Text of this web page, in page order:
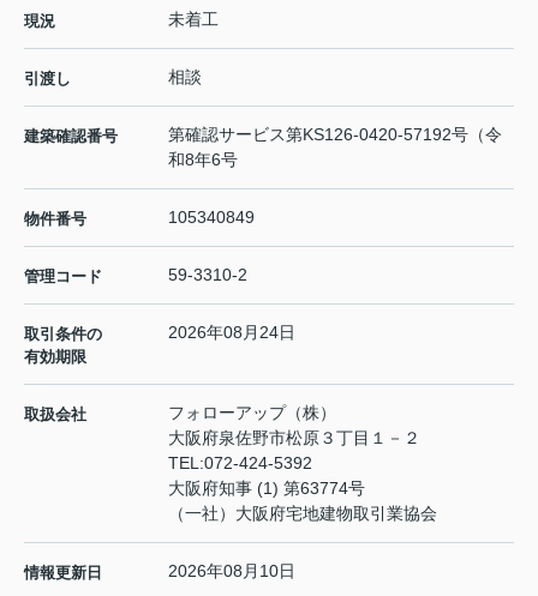
現況 未着工
引渡し 相談
建築確認番号
第確認サービス第KS126-0420-57192号（令
和8年6号
物件番号 105340849
管理コード 59-3310-2
取引条件の
有効期限
2026年08月24日
取扱会社
フォローアップ（株）
大阪府泉佐野市松原３丁目１－２
TEL:072-424-5392
大阪府知事 (1) 第63774号
（一社）大阪府宅地建物取引業協会
情報更新日 2026年08月10日